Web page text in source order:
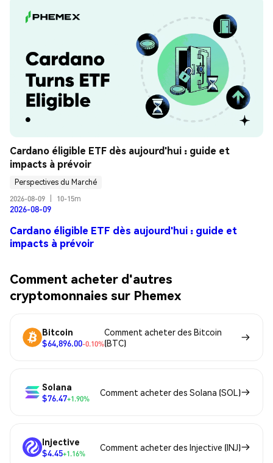
Cardano éligible ETF dès aujourd'hui : guide et
impacts à prévoir
Perspectives du Marché
2026-08-09
10-15m
2026-08-09
Cardano éligible ETF dès aujourd'hui : guide et
impacts à prévoir
Comment acheter d'autres
cryptomonnaies sur Phemex
Bitcoin
$64,896.00-0.10%
Comment acheter des Bitcoin
(BTC)
Solana
$76.47+1.90%
Comment acheter des Solana (SOL)
Injective
$4.45+1.16%
Comment acheter des Injective (INJ)